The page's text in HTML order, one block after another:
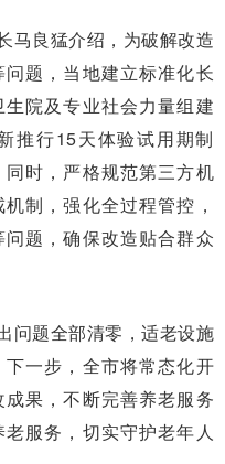
马良猛介绍，为破解改造
题，当地建立标准化长
院及专业社会力量组建
推行15天体验试用期制
时，严格规范第三方机
制，强化全过程管控，
题，确保改造贴合群众
问题全部清零，适老设施
一步，全市将常态化开
果，不断完善养老服务
服务，切实守护老年人